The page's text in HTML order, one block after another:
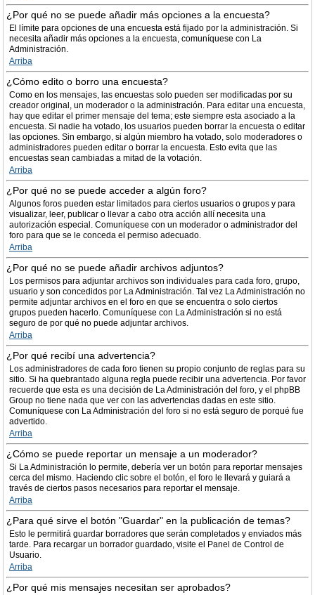
¿Por qué no se puede añadir más opciones a la encuesta?
El límite para opciones de una encuesta está fijado por la administración. Si
necesita añadir más opciones a la encuesta, comuníquese con La
Administración.
Arriba
¿Cómo edito o borro una encuesta?
Como en los mensajes, las encuestas solo pueden ser modificadas por su
creador original, un moderador o la administración. Para editar una encuesta,
hay que editar el primer mensaje del tema; este siempre esta asociado a la
encuesta. Si nadie ha votado, los usuarios pueden borrar la encuesta o editar
las opciones. Sin embargo, si algún miembro ha votado, solo moderadores o
administradores pueden editar o borrar la encuesta. Esto evita que las
encuestas sean cambiadas a mitad de la votación.
Arriba
¿Por qué no se puede acceder a algún foro?
Algunos foros pueden estar limitados para ciertos usuarios o grupos y para
visualizar, leer, publicar o llevar a cabo otra acción allí necesita una
autorización especial. Comuníquese con un moderador o administrador del
foro para que se le conceda el permiso adecuado.
Arriba
¿Por qué no se puede añadir archivos adjuntos?
Los permisos para adjuntar archivos son individuales para cada foro, grupo,
usuario y son concedidos por La Administración. Tal vez La Administración no
permite adjuntar archivos en el foro en que se encuentra o solo ciertos
grupos pueden hacerlo. Comuníquese con La Administración si no está
seguro de por qué no puede adjuntar archivos.
Arriba
¿Por qué recibí una advertencia?
Los administradores de cada foro tienen su propio conjunto de reglas para su
sitio. Si ha quebrantado alguna regla puede recibir una advertencia. Por favor
recuerde que esta es una decisión de La Administración del foro, y el phpBB
Group no tiene nada que ver con las advertencias dadas en este sitio.
Comuníquese con La Administración del foro si no está seguro de porqué fue
advertido.
Arriba
¿Cómo se puede reportar un mensaje a un moderador?
Si La Administración lo permite, debería ver un botón para reportar mensajes
cerca del mismo. Haciendo clic sobre el botón, el foro le llevará y guiará a
través de ciertos pasos necesarios para reportar el mensaje.
Arriba
¿Para qué sirve el botón "Guardar" en la publicación de temas?
Esto le permitirá guardar borradores que serán completados y enviados más
tarde. Para recargar un borrador guardado, visite el Panel de Control de
Usuario.
Arriba
¿Por qué mis mensajes necesitan ser aprobados?